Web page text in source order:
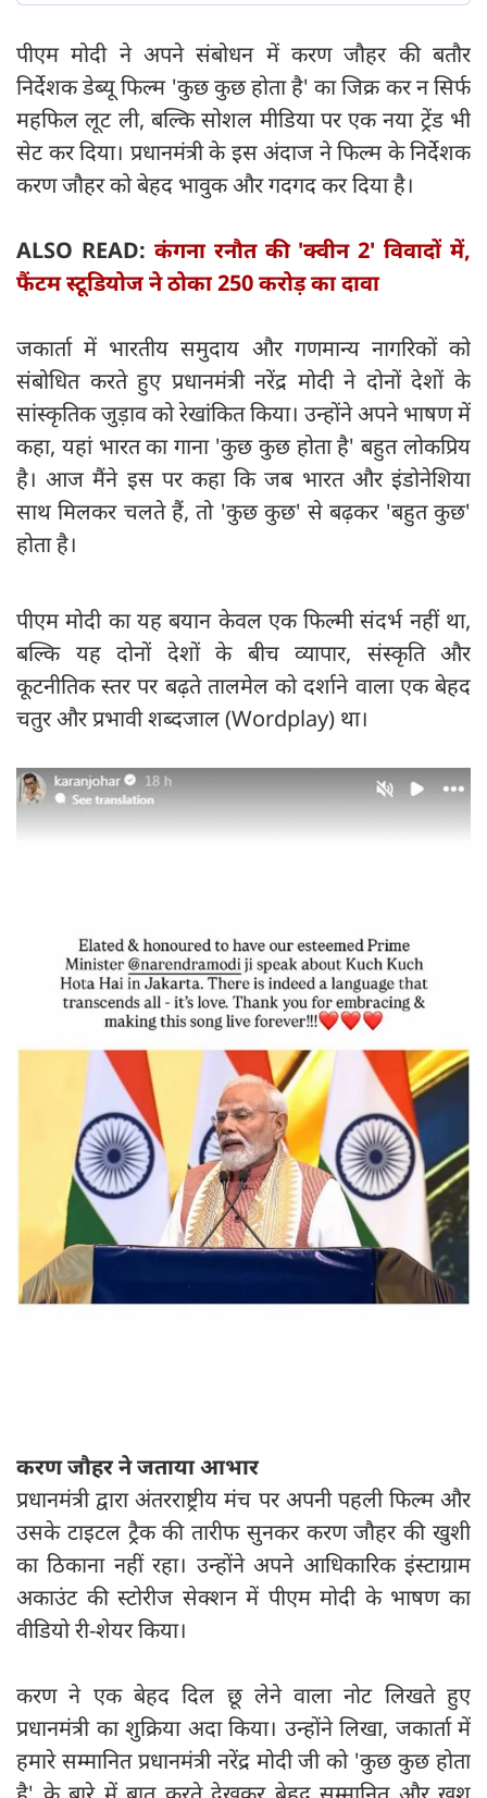
पीएम मोदी ने अपने संबोधन में करण जौहर की बतौर
निर्देशक डेब्यू फिल्म 'कुछ कुछ होता है' का जिक्र कर न सिर्फ
महफिल लूट ली, बल्कि सोशल मीडिया पर एक नया ट्रेंड भी
सेट कर दिया। प्रधानमंत्री के इस अंदाज ने फिल्म के निर्देशक
करण जौहर को बेहद भावुक और गदगद कर दिया है।
ALSO READ: कंगना रनौत की 'क्वीन 2' विवादों में,
फैंटम स्टूडियोज ने ठोका 250 करोड़ का दावा
जकार्ता में भारतीय समुदाय और गणमान्य नागरिकों को
संबोधित करते हुए प्रधानमंत्री नरेंद्र मोदी ने दोनों देशों के
सांस्कृतिक जुड़ाव को रेखांकित किया। उन्होंने अपने भाषण में
कहा, यहां भारत का गाना 'कुछ कुछ होता है' बहुत लोकप्रिय
है। आज मैंने इस पर कहा कि जब भारत और इंडोनेशिया
साथ मिलकर चलते हैं, तो 'कुछ कुछ' से बढ़कर 'बहुत कुछ'
होता है।
पीएम मोदी का यह बयान केवल एक फिल्मी संदर्भ नहीं था,
बल्कि यह दोनों देशों के बीच व्यापार, संस्कृति और
कूटनीतिक स्तर पर बढ़ते तालमेल को दर्शाने वाला एक बेहद
चतुर और प्रभावी शब्दजाल (Wordplay) था।
करण जौहर ने जताया आभार
प्रधानमंत्री द्वारा अंतरराष्ट्रीय मंच पर अपनी पहली फिल्म और
उसके टाइटल ट्रैक की तारीफ सुनकर करण जौहर की खुशी
का ठिकाना नहीं रहा। उन्होंने अपने आधिकारिक इंस्टाग्राम
अकाउंट की स्टोरीज सेक्शन में पीएम मोदी के भाषण का
वीडियो री-शेयर किया।
करण ने एक बेहद दिल छू लेने वाला नोट लिखते हुए
प्रधानमंत्री का शुक्रिया अदा किया। उन्होंने लिखा, जकार्ता में
हमारे सम्मानित प्रधानमंत्री नरेंद्र मोदी जी को 'कुछ कुछ होता